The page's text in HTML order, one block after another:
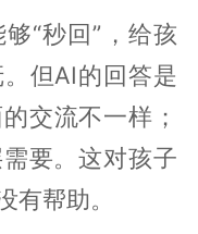
“秒回”，给孩
但AI的回答是
交流不一样；
要。这对孩子
有帮助。